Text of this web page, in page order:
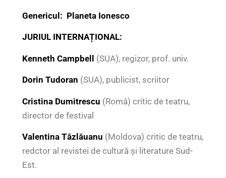
Genericul: Planeta Ionesco
JURIUL INTERNAȚIONAL:
Kenneth Campbell (SUA), regizor, prof. univ.
Dorin Tudoran (SUA), publicist, scriitor
Cristina Dumitrescu (Româ) critic de teatru,
director de festival
Valentina Tăzlăuanu (Moldova) critic de teatru,
redctor al revistei de cultură și literature Sud-
Est.